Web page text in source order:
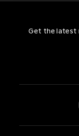
Get the latest